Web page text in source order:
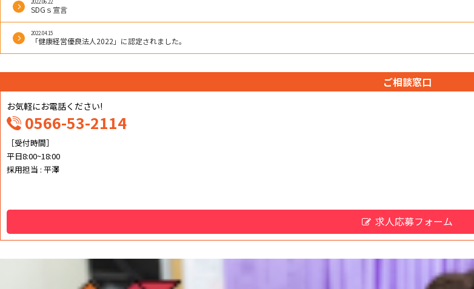
ゲ
ー
シ
ョ
ン
2022.06.22
SDGｓ宣言
2022.04.15
「健康経営優良法人2022」に認定されました。
ご相談窓口
お気軽にお電話ください!
0566-53-2114
［受付時間］
平日8:00~18:00
採用担当 : 平澤
求人応募フォーム